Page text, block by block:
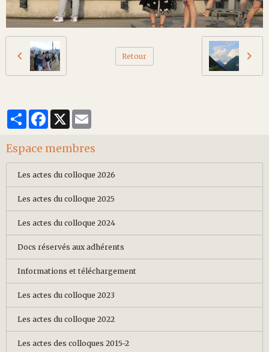
Retour
PartagerFacebook
X
Espace membres
Les actes du colloque 2026
Les actes du colloque 2025
Les actes du colloque 2024
Docs réservés aux adhérents
Informations et téléchargement
Les actes du colloque 2023
Les actes du colloque 2022
Les actes des colloques 2015-2